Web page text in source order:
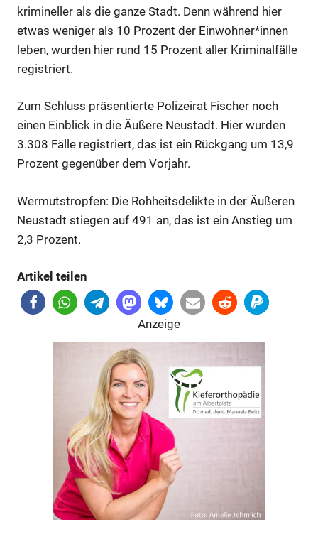
Anzeige
Anzeige
krimineller als die ganze Stadt. Denn während hier
etwas weniger als 10 Prozent der Einwohner*innen
leben, wurden hier rund 15 Prozent aller Kriminalfälle
registriert.
Zum Schluss präsentierte Polizeirat Fischer noch
einen Einblick in die Äußere Neustadt. Hier wurden
3.308 Fälle registriert, das ist ein Rückgang um 13,9
Prozent gegenüber dem Vorjahr.
Wermutstropfen: Die Rohheitsdelikte in der Äußeren
Neustadt stiegen auf 491 an, das ist ein Anstieg um
2,3 Prozent.
Artikel teilen
Anzeige